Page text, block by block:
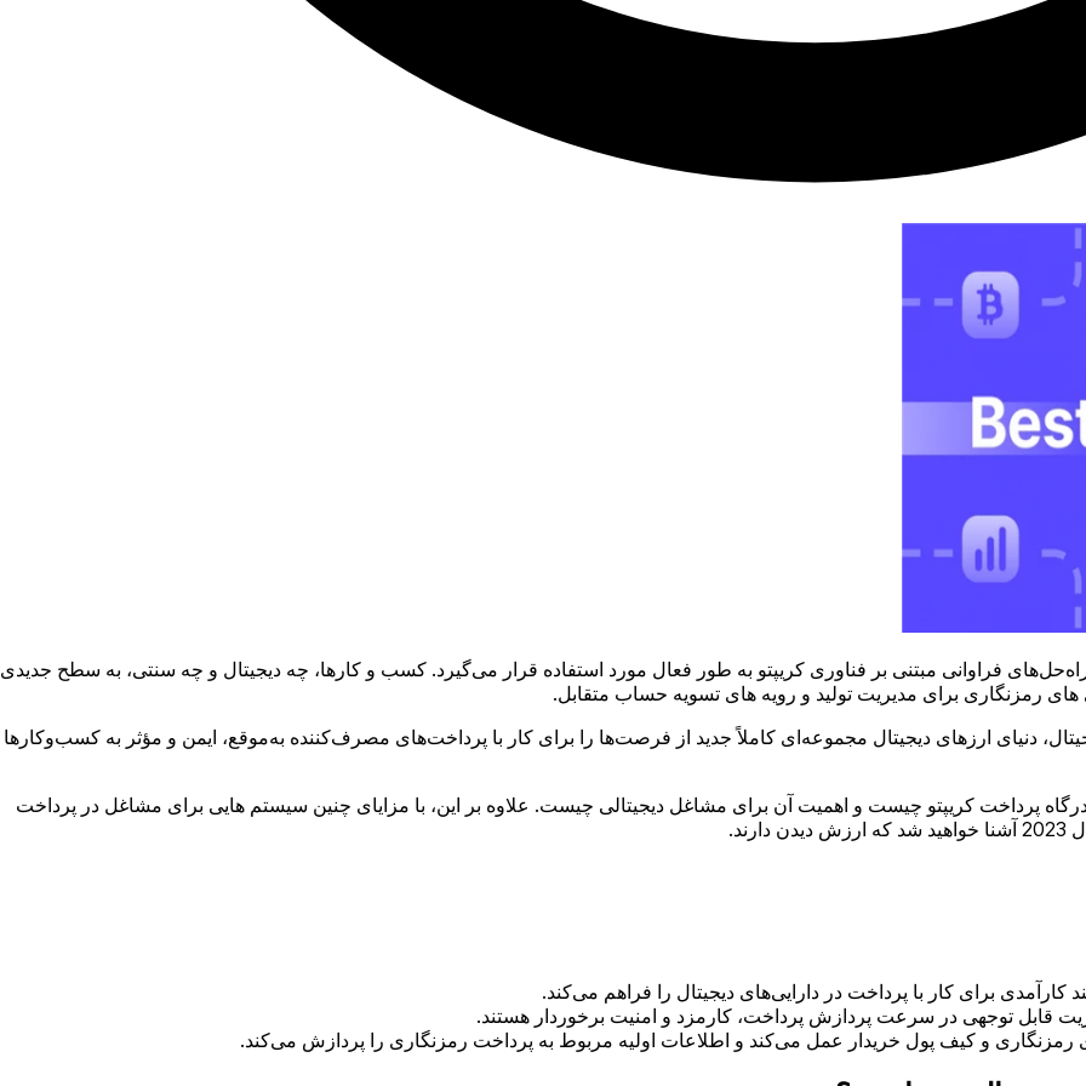
فراوانی مبتنی بر فناوری کریپتو به طور فعال مورد استفاده قرار می‌گیرد. کسب و کارها، چه دیجیتال و چه سنتی، به سطح جدیدی
های رمزنگاری برای مدیریت تولید و رویه های تسویه حساب متقابل.
دنیای ارزهای دیجیتال مجموعه‌ای کاملاً جدید از فرصت‌ها را برای کار با پرداخت‌های مصرف‌کننده به‌موقع، ایمن و مؤثر به کسب‌وکارها
درگاه پرداخت کریپتو چیست و اهمیت آن برای مشاغل دیجیتالی چیست. علاوه بر این، با مزایای چنین سیستم هایی برای مشاغل در پرداخت
برای کار با پرداخت در دارایی‌های دیجیتال را فراهم می‌کند.
قابل توجهی در سرعت پردازش پرداخت، کارمزد و امنیت برخوردار هستند.
رمزنگاری و کیف پول خریدار عمل می‌کند و اطلاعات اولیه مربوط به پرداخت رمزنگاری را پردازش می‌کند.